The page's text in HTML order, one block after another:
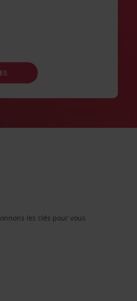
les clés pour vous